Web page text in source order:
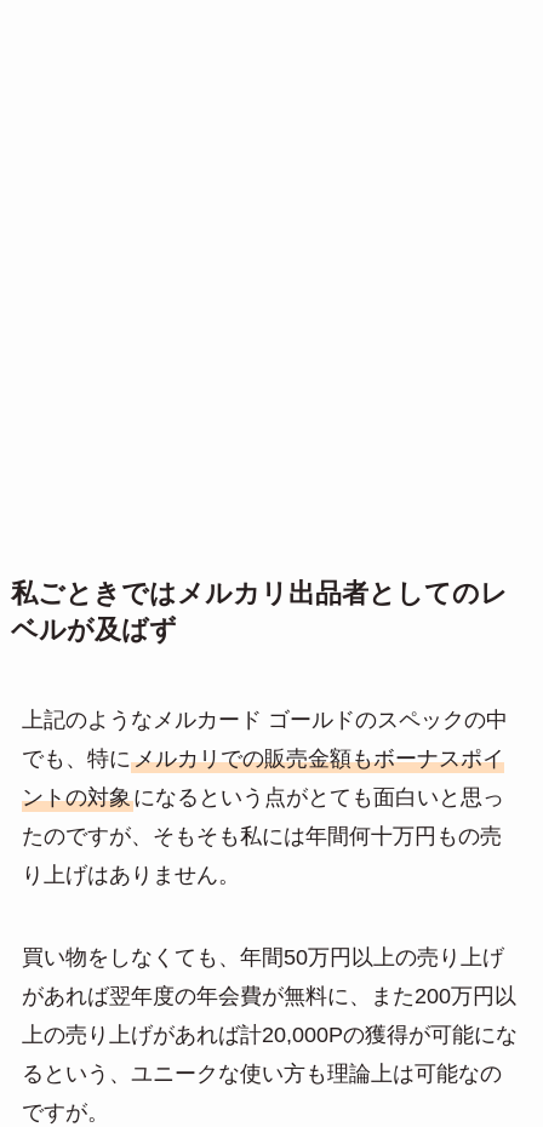
私ごときではメルカリ出品者としてのレ
ベルが及ばず
上記のようなメルカード ゴールドのスペックの中
でも、特にメルカリでの販売金額もボーナスポイ
ントの対象になるという点がとても面白いと思っ
たのですが、そもそも私には年間何十万円もの売
り上げはありません。
買い物をしなくても、年間50万円以上の売り上げ
があれば翌年度の年会費が無料に、また200万円以
上の売り上げがあれば計20,000Pの獲得が可能にな
るという、ユニークな使い方も理論上は可能なの
ですが。